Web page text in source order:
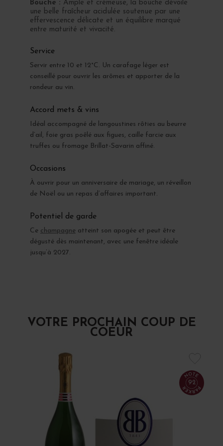
Bouche : Ample et crémeuse, la bouche dévoile
une belle fraîcheur acidulée soutenue par une
effervescence délicate et un équilibre marqué
entre maturité et vivacité.
Service
Servir entre 10 et 12°C. Un carafage léger est
conseillé pour ouvrir les arômes et apporter de la
rondeur au vin.
Accord mets & vins
Idéal accompagné de langoustines rôties au beurre
d’ail, foie gras poêlé aux figues, caille farcie aux
truffes ou fromage Brillat-Savarin affiné.
Occasions
À ouvrir pour un anniversaire de mariage, un réveillon
de Noël ou un repas d’affaires important.
Potentiel de garde
Ce champagne atteint son apogée et peut être
dégusté dès maintenant, avec une fenêtre idéale
jusqu’à 2027.
VOTRE PROCHAIN COUP DE
COEUR
92